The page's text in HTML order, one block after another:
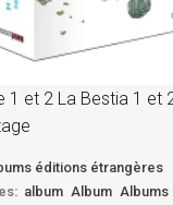
1 et 2 La Bestia 1 et
éditions étrangères
album Album Albums